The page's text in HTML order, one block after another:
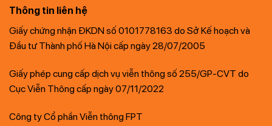
Thông tin liên hệ
Giấy chứng nhận ĐKDN số 0101778163 do Sở Kế hoạch và
Đầu tư Thành phố Hà Nội cấp ngày 28/07/2005
Giấy phép cung cấp dịch vụ viễn thông số 255/GP-CVT do
Cục Viễn Thông cấp ngày 07/11/2022
Công ty Cổ phần Viễn thông FPT